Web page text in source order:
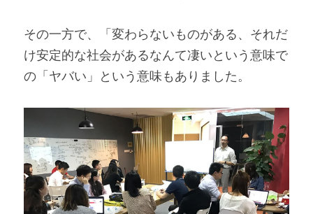
その一方で、「変わらないものがある、それだ
け安定的な社会があるなんて凄いという意味で
の「ヤバい」という意味もありました。